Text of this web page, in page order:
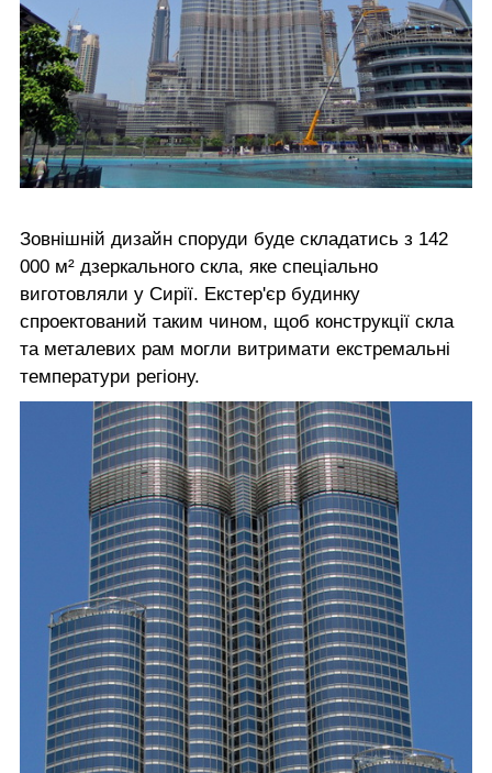
Зовнішній дизайн споруди буде складатись з 142
000 м² дзеркального скла, яке спеціально
виготовляли у Сирії. Екстер'єр будинку
спроектований таким чином, щоб конструкції скла
та металевих рам могли витримати екстремальні
температури регіону.